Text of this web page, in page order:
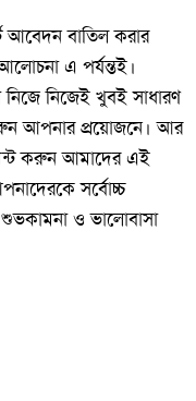
আবেদন বাতিল করার
এ পর্যন্তই।
নিজেই খুবই সাধারণ
আপনার প্রয়োজনে। আর
করুন আমাদের এই
সর্বোচ্চ
ও ভালোবাসা